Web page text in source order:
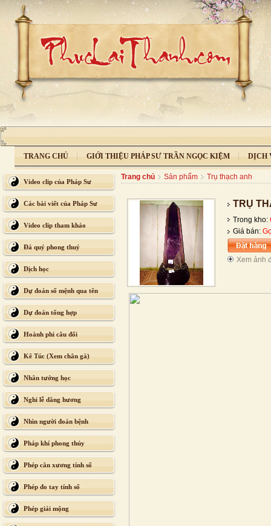
TRANG CHỦ GIỚI THIỆU PHÁP SƯ TRẦN NGỌC KIỆM DỊCH
Video clip của Pháp Sư
Các bài viết của Pháp Sư
Video clip tham khảo
Đá quý phong thuỷ
Dịch học
Dự đoán số mệnh qua tên
Dự đoán tổng hợp
Hoành phi câu đối
Kê Túc (Xem chân gà)
Nhân tướng học
Nghi lễ dâng hương
Nhìn người đoán bệnh
Pháp khí phong thủy
Phép cân xương tính số
Phép đo tay tính số
Phép giải mộng
Trang chủ Sản phẩm Trụ thạch anh
TRỤ
Trong kho:
Giá bán:
Xem ảnh